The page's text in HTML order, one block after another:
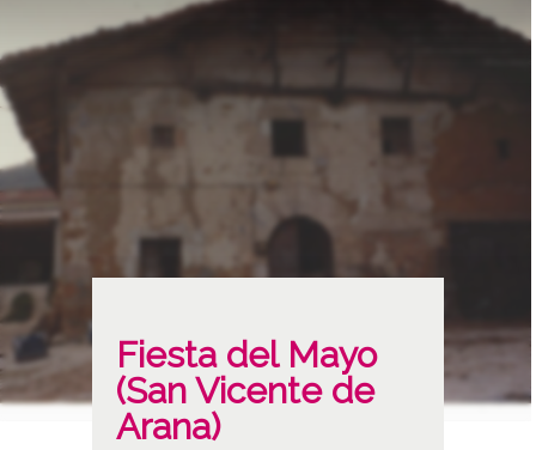
Fiesta del Mayo
(San Vicente de
Arana)